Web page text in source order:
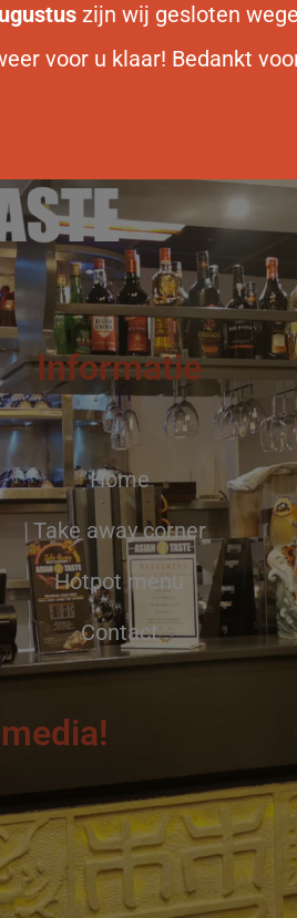
Informatie
Home
Take away corner
Hotpot menu
Contact
zijn wij gesloten
voor u klaar! Bedankt